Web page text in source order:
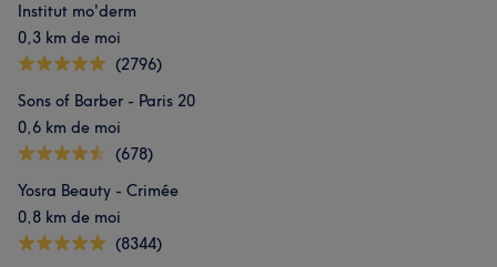
Institut mo'derm
0,3 km de moi
(2796)
Sons of Barber - Paris 20
0,6 km de moi
(678)
Yosra Beauty - Crimée
0,8 km de moi
(8344)